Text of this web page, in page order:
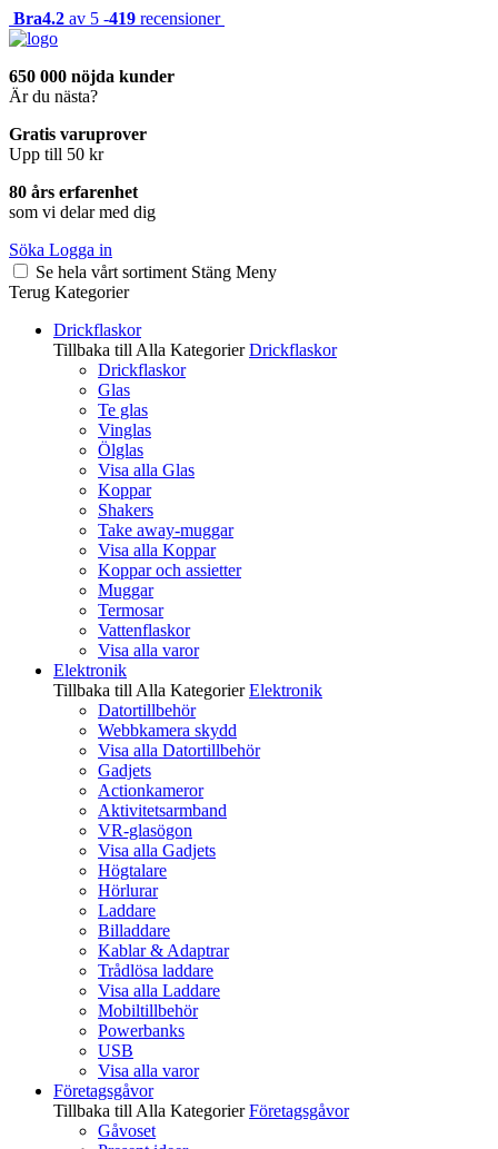
Bra4.2 av 5 -419 recensioner
650 000 nöjda kunder
Är du nästa?
Gratis varuprover
Upp till 50 kr
80 års erfarenhet
som vi delar med dig
Söka Logga in
Se hela vårt sortiment Stäng Meny
Terug Kategorier
Drickflaskor
Tillbaka till Alla Kategorier Drickflaskor
Drickflaskor
Glas
Te glas
Vinglas
Ölglas
Visa alla Glas
Koppar
Shakers
Take away-muggar
Visa alla Koppar
Koppar och assietter
Muggar
Termosar
Vattenflaskor
Visa alla varor
Elektronik
Tillbaka till Alla Kategorier Elektronik
Datortillbehör
Webbkamera skydd
Visa alla Datortillbehör
Gadjets
Actionkameror
Aktivitetsarmband
VR-glasögon
Visa alla Gadjets
Högtalare
Hörlurar
Laddare
Billaddare
Kablar & Adaptrar
Trådlösa laddare
Visa alla Laddare
Mobiltillbehör
Powerbanks
USB
Visa alla varor
Företagsgåvor
Tillbaka till Alla Kategorier Företagsgåvor
Gåvoset